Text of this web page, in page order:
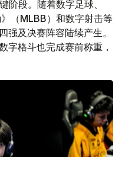
段。随着数字足球、
（MLBB）和数字射击等
强及决赛阵容陆续产生。
字格斗也完成赛前称重，